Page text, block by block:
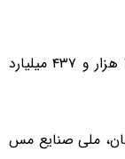
معامله‌گران امروز ۸۱۵ هزار معامله به ارزش ۷۱ هزار و ۴۳۷ میلیارد
ملی صنایع مس